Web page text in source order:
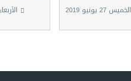
الخميس 27 يونيو 2019 الأربعاء 19 يونيو 2019